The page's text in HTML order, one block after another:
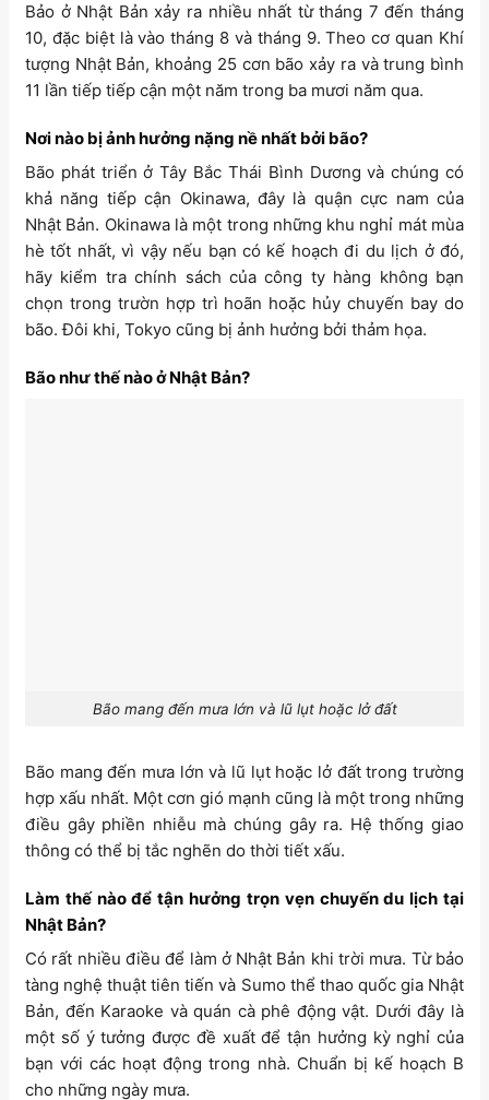
Bảo ở Nhật Bản xảy ra nhiều nhất từ tháng 7 đến tháng
10, đặc biệt là vào tháng 8 và tháng 9. Theo cơ quan Khí
tượng Nhật Bản, khoảng 25 cơn bão xảy ra và trung bình
11 lần tiếp tiếp cận một năm trong ba mươi năm qua.
Nơi nào bị ảnh hưởng nặng nề nhất bởi bão?
Bão phát triển ở Tây Bắc Thái Bình Dương và chúng có
khả năng tiếp cận Okinawa, đây là quận cực nam của
Nhật Bản. Okinawa là một trong những khu nghỉ mát mùa
hè tốt nhất, vì vậy nếu bạn có kế hoạch đi du lịch ở đó,
hãy kiểm tra chính sách của công ty hàng không bạn
chọn trong trườn hợp trì hoãn hoặc hủy chuyến bay do
bão. Đôi khi, Tokyo cũng bị ảnh hưởng bởi thảm họa.
Bão như thế nào ở Nhật Bản?
Bão mang đến mưa lớn và lũ lụt hoặc lở đất
Bão mang đến mưa lớn và lũ lụt hoặc lở đất trong trường
hợp xấu nhất. Một cơn gió mạnh cũng là một trong những
điều gây phiền nhiễu mà chúng gây ra. Hệ thống giao
thông có thể bị tắc nghẽn do thời tiết xấu.
Làm thế nào để tận hưởng trọn vẹn chuyến du lịch tại
Nhật Bản?
Có rất nhiều điều để làm ở Nhật Bản khi trời mưa. Từ bảo
tàng nghệ thuật tiên tiến và Sumo thể thao quốc gia Nhật
Bản, đến Karaoke và quán cà phê động vật. Dưới đây là
một số ý tưởng được đề xuất để tận hưởng kỳ nghỉ của
bạn với các hoạt động trong nhà. Chuẩn bị kế hoạch B
cho những ngày mưa.